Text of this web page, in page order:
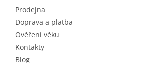
Prodejna
Doprava a platba
Ověření věku
Kontakty
Blog